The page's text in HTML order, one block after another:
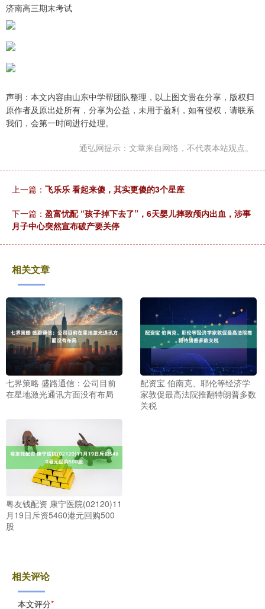
济南高三期末考试
声明：本文内容由山东中学帮团队整理，以上图文贵在分享，版权归
原作者及原出处所有，分享为公益，未用于盈利，如有侵权，请联系
我们，会第一时间进行处理。
通弘网提示：文章来自网络，不代表本站观点。
上一篇： 飞乐乐 看起来傻，其实更傻的3个星座
下一篇： 盈富忧配 “孩子掉下去了”，6天婴儿摔致颅内出血，涉事
月子中心突然宣布破产要关停
相关文章
七界策略 盛路通信：公司目前
在星地激光通讯方面没有布局
配资宝 伯南克、耶伦等经济学
家敦促最高法院推翻特朗普多数
关税
粤友钱配资 康宁医院(02120)11
月19日斥资5460港元回购500
股
相关评论
本文评分*